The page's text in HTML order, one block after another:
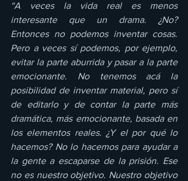
“A veces la vida real es menos
interesante que un drama. ¿No?
Entonces no podemos inventar cosas.
Pero a veces sí podemos, por ejemplo,
evitar la parte aburrida y pasar a la parte
emocionante. No tenemos acá la
posibilidad de inventar material, pero sí
de editarlo y de contar la parte más
dramática, más emocionante, basada en
los elementos reales. ¿Y el por qué lo
hacemos? No lo hacemos para ayudar a
la gente a escaparse de la prisión. Ese
no es nuestro objetivo. Nuestro objetivo